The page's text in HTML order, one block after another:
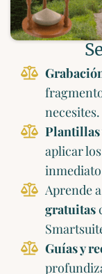
necesites.
Plantillas
aplicar
Aprende
gratuitas
Guías y